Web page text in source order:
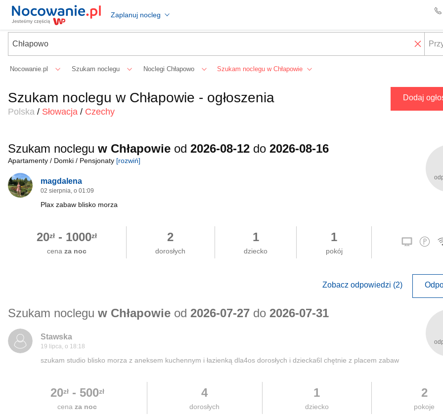
Zaplanuj nocleg
Nocowanie.pl Szukam noclegu Noclegi Chłapowo Szukam noclegu w Chłapowie
Szukam noclegu w Chłapowie - ogłoszenia
Polska / Słowacja / Czechy
Dodaj
Szukam noclegu w Chłapowie od 2026-08-12 do 2026-08-16
Apartamenty / Domki / Pensjonaty [rozwiń]
magdalena
02 sierpnia, o 01:09
Plax zabaw blisko morza
20zł - 1000zł
cenaza noc
2
dorosłych
1
dziecko
1
pokój
Zobacz odpowiedzi (2)
Szukam noclegu w Chłapowie od 2026-07-27 do 2026-07-31
Stawska
19 lipca, o 18:18
szukam studio blisko morza z aneksem kuchennym i łazienką dla4os dorosłych i dziecka6l chętnie z placem zabaw
20zł- 500zł
cenaza noc
4
dorosłych
1
dziecko
2
pokoje